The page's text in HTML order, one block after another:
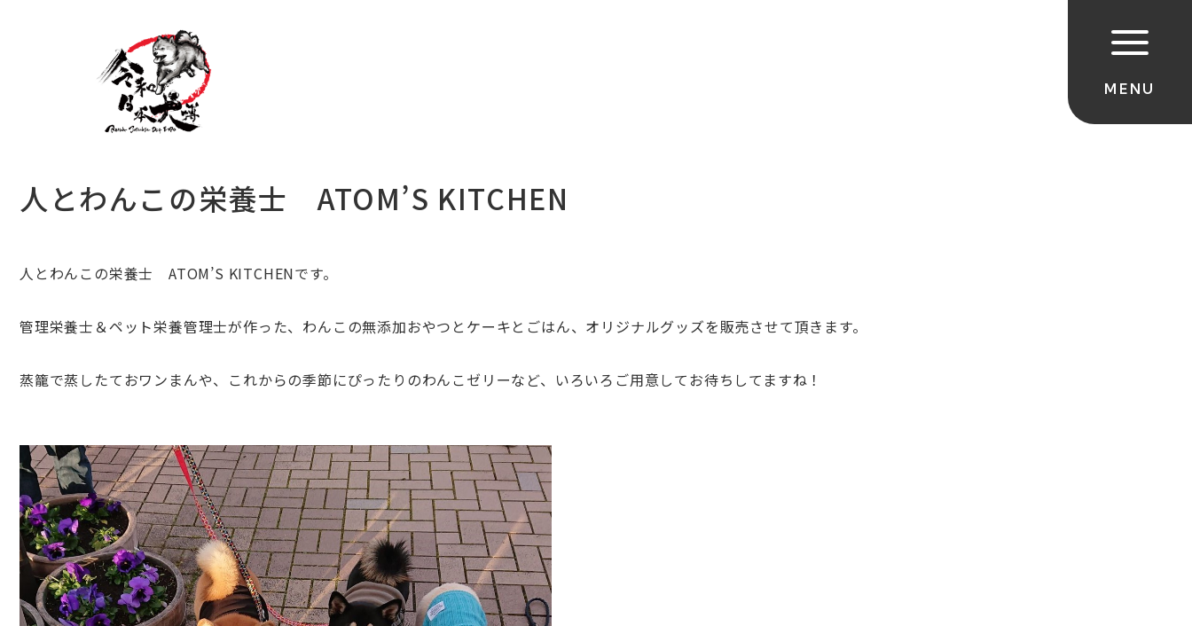
人とわんこの栄養士 ATOM’S KITCHEN
人とわんこの栄養士 ATOM’S KITCHENです。
管理栄養士＆ペット栄養管理士が作った、わんこの無添加おやつとケーキとごはん、オリジナルグッズを販売させて頂きます。
蒸籠で蒸したておワンまんや、これからの季節にぴったりのわんこゼリーなど、いろいろご用意してお待ちしてますね！